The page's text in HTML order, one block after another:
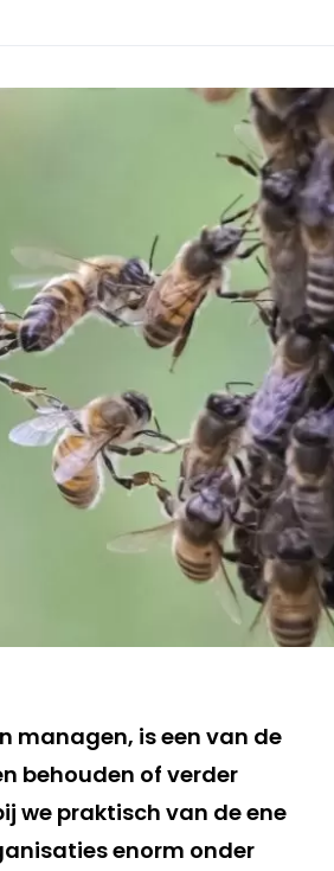
managen, is een van de
behouden of verder
we praktisch van de ene
enorm onder